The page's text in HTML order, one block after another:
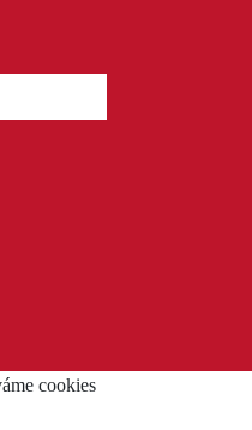
cookies